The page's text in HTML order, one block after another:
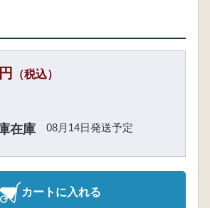
（税込）
在庫
08月14日発送予定
カートに入れる